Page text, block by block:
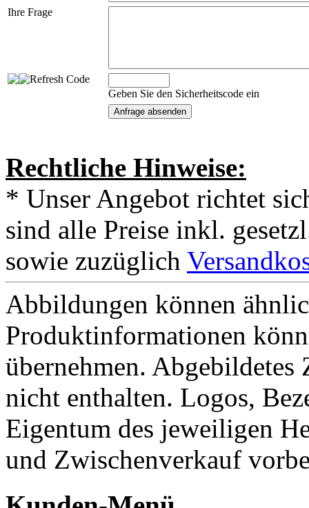
Ihre Frage
Geben Sie den Sicherheitscode ein
Rechtliche Hinweise:
* Unser Angebot richtet
sind alle Preise inkl.
sowie zuzüglich
Abbildungen können
Produktinformationen
übernehmen.
nicht enthalten. Logos,
Eigentum des jeweiligen
und Zwischenverkauf